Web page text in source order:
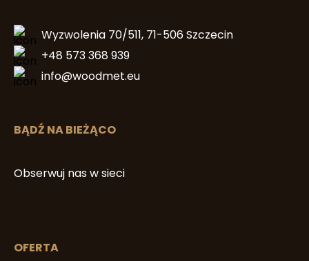
Wyzwolenia 70/511, 71-506 Szczecin
+48 573 368 939
info@woodmet.eu
BĄDŹ NA BIEŻĄCO
Obserwuj nas w sieci
OFERTA